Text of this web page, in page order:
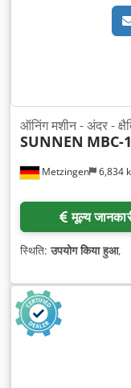
Metzingen 6,834
ऑनिंग मशीन - अंदर -
SUNNEN MBC-
मूल्य
स्थिति:उपयोग किया हुआ,